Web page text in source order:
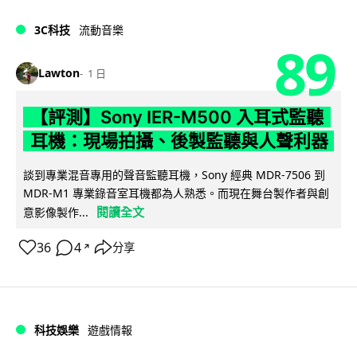
3C科技 流動音樂
Lawton 1 日 89
【評測】Sony IER-M500 入耳式監聽
耳機：現場拍攝、後製監聽與人聲利器
談到專業混音專用的聲音監聽耳機，Sony 經典 MDR-7506 到
MDR-M1 專業錄音室耳機都為人熟悉。而現在舞台製作者與創
意影像製作...
閱讀全文
36 4 ↗ 分享
科技娛樂 遊戲情報